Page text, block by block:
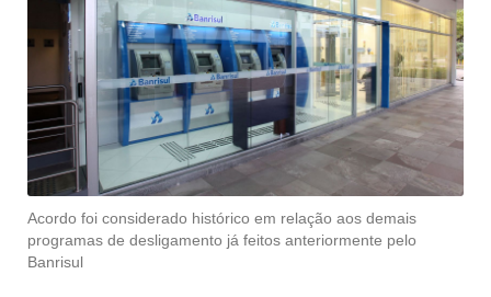
Acordo foi considerado histórico em relação aos demais
programas de desligamento já feitos anteriormente pelo
Banrisul